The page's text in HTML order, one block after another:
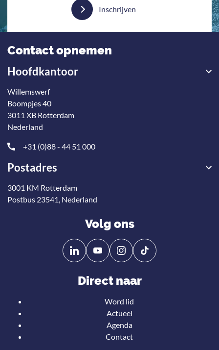
Inschrijven
Contact opnemen
Hoofdkantoor
Willemswerf
Boompjes 40
3011 XB Rotterdam
Nederland
+31 (0)88 - 44 51 000
Postadres
3001 KM Rotterdam
Postbus 23541, Nederland
Volg ons
Volg
ons
Linkedin
Volg
ons
YouTube
Direct naar
Word lid
Actueel
Agenda
Contact